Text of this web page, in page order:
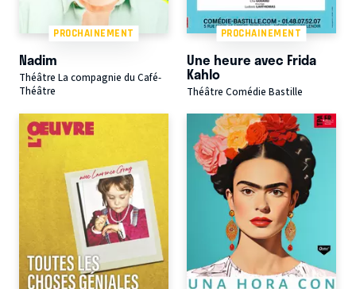
PROCHAINEMENT
Nadim
Théâtre La compagnie du Café-
Théâtre
PROCHAINEMENT
Une heure avec Frida
Kahlo
Théâtre Comédie Bastille